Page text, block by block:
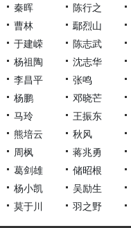
秦晖 陈行之
曹林
鄢烈山
于建嵘
陈志武
杨祖陶
沈志华
李昌平
张鸣
杨鹏
邓晓芒
马玲
王振东
熊培云
秋风
周枫
蒋兆勇
葛剑雄
储昭根
杨小凯
吴励生
莫于川
羽之野